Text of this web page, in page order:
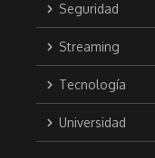
Seguridad
Streaming
Tecnología
Universidad